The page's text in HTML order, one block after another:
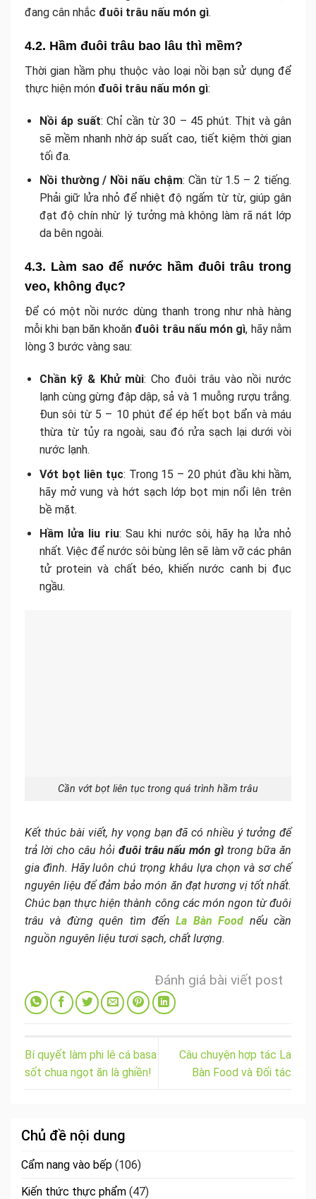
đang cân nhắc đuôi trâu nấu món gì.
4.2. Hầm đuôi trâu bao lâu thì mềm?
Thời gian hầm phụ thuộc vào loại nồi bạn sử dụng để
thực hiện món đuôi trâu nấu món gì:
Nồi áp suất: Chỉ cần từ 30 – 45 phút. Thịt và gân
sẽ mềm nhanh nhờ áp suất cao, tiết kiệm thời gian
tối đa.
Nồi thường / Nồi nấu chậm: Cần từ 1.5 – 2 tiếng.
Phải giữ lửa nhỏ để nhiệt độ ngấm từ từ, giúp gân
đạt độ chín nhừ lý tưởng mà không làm rã nát lớp
da bên ngoài.
4.3. Làm sao để nước hầm đuôi trâu trong
veo, không đục?
Để có một nồi nước dùng thanh trong như nhà hàng
mỗi khi bạn băn khoăn đuôi trâu nấu món gì, hãy nằm
lòng 3 bước vàng sau:
Chần kỹ & Khử mùi: Cho đuôi trâu vào nồi nước
lạnh cùng gừng đập dập, sả và 1 muỗng rượu trắng.
Đun sôi từ 5 – 10 phút để ép hết bọt bẩn và máu
thừa từ tủy ra ngoài, sau đó rửa sạch lại dưới vòi
nước lạnh.
Vớt bọt liên tục: Trong 15 – 20 phút đầu khi hầm,
hãy mở vung và hớt sạch lớp bọt mịn nổi lên trên
bề mặt.
Hầm lửa liu riu: Sau khi nước sôi, hãy hạ lửa nhỏ
nhất. Việc để nước sôi bùng lên sẽ làm vỡ các phân
tử protein và chất béo, khiến nước canh bị đục
ngầu.
Cần vớt bọt liên tục trong quá trình hầm trâu
Kết thúc bài viết, hy vọng bạn đã có nhiều ý tưởng để
trả lời cho câu hỏi đuôi trâu nấu món gì trong bữa ăn
gia đình. Hãy luôn chú trọng khâu lựa chọn và sơ chế
nguyên liệu để đảm bảo món ăn đạt hương vị tốt nhất.
Chúc bạn thực hiện thành công các món ngon từ đuôi
trâu và đừng quên tìm đếnLa Bàn Food nếu cần
nguồn nguyên liệu tươi sạch, chất lượng.
Đánh giá bài viết post
Bí quyết làm phi lê cá basa
sốt chua ngọt ăn là ghiền!
Câu chuyện hợp tác La
Bàn Food và Đối tác
Chủ đề nội dung
Cẩm nang vào bếp (106)
Kiến thức thực phẩm (47)